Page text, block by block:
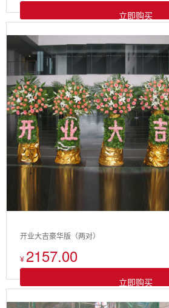
立即购买
开业大吉豪华版（两对）
¥2157.00
立即购买